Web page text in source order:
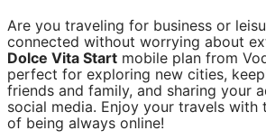
Are you traveling for business or
connected without worrying about
Dolce Vita Start mobile plan from
perfect for exploring new cities,
friends and family, and sharing your
social media. Enjoy your travels with
of being always online!